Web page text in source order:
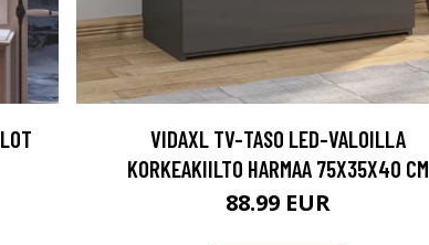
VIDAXL TV-TASO LED-VALOILLA
KORKEAKIILTO HARMAA 75X35X40 CM
88.99 EUR